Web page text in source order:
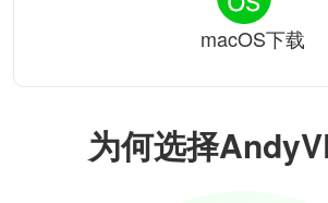
为何选择
macOS下载